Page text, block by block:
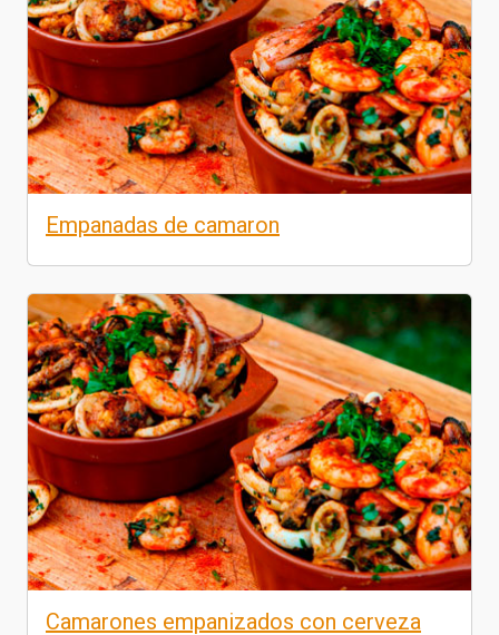
Empanadas de camaron
Camarones empanizados con cerveza